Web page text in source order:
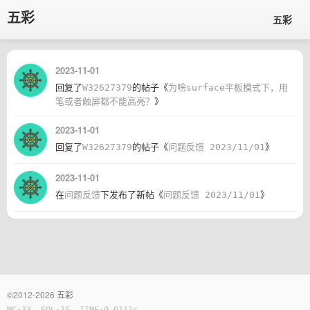
五彩 五彩
2023-11-01
回复了W32627379的帖子《为啥surface平板模式下，用
笔或者触屏都不能高亮？ 》
2023-11-01
回复了W32627379的帖子《问题反馈 2023/11/01》
2023-11-01
在问题反馈下发布了新帖《问题反馈 2023/11/01》
©2012-2026 五彩